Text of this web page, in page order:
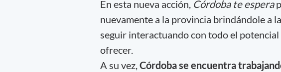
En esta nueva acción, Córdoba te espera
nuevamente a la provincia brindándole a
seguir interactuando con todo el
ofrecer.
A su vez,Córdoba se encuentra